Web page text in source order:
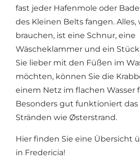
fast jeder Hafenmole oder
des Kleinen Belts fangen. Alles,
brauchen, ist eine Schnur, eine
Wäscheklammer und ein Stück
Sie lieber mit den Füßen im
möchten, können Sie die
einem Netz im flachen Wasser
Besonders gut funktioniert das
Stränden wie Østerstrand.
Hier finden Sie eine Übersicht
in Fredericia!